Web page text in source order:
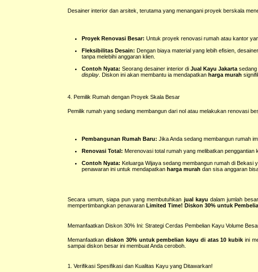
Desainer interior dan arsitek, terutama yang menangani proyek berskala
Proyek Renovasi Besar: Untuk proyek renovasi rumah atau kantor
Fleksibilitas Desain: Dengan biaya material yang lebih efisien,
tanpa melebihi anggaran klien.
Contoh Nyata: Seorang desainer interior diJual Kayu Jakarta
display . Diskon ini akan membantu ia mendapatkanharga murah
4. Pemilik Rumah dengan Proyek Skala Besar
Pemilik rumah yang sedang membangun dari nol atau melakukan renovasi
Pembangunan Rumah Baru: Jika Anda sedang membangun rumah
Renovasi Total: Merenovasi total rumah yang melibatkan
Contoh Nyata: Keluarga Wijaya sedang membangun rumah di
penawaran ini untuk mendapatkanharga murah dan sisa anggaran
Secara umum, siapa pun yang membutuhkan jual kayu dalam jumlah
mempertimbangkan penawaran Limited Time! Diskon 30% untuk
Memanfaatkan Diskon 30% Ini: Strategi Cerdas Pembelian Kayu Volume
Memanfaatkandiskon 30% untuk pembelian kayu di atas 10 kubik ini
sampai diskon besar ini membuat Anda ceroboh.
1. Verifikasi Spesifikasi dan Kualitas Kayu yang Ditawarkan!